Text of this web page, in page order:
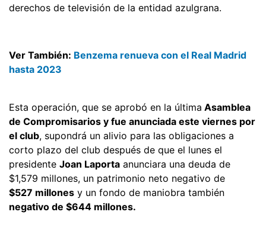
derechos de televisión de la entidad azulgrana.
Ver También: Benzema renueva con el Real Madrid
hasta 2023
Esta operación, que se aprobó en la última Asamblea
de Compromisarios y fue anunciada este viernes por
el club, supondrá un alivio para las obligaciones a
corto plazo del club después de que el lunes el
presidente Joan Laporta anunciara una deuda de
$1,579 millones, un patrimonio neto negativo de
$527 millones y un fondo de maniobra también
negativo de $644 millones.